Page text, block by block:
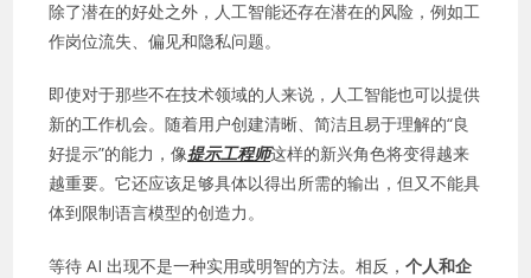
除了潜在的好处之外，人工智能还存在潜在的风险，例如工
作岗位流失、偏见和隐私问题。
即使对于那些不在技术领域的人来说，人工智能也可以提供
新的工作机会。随着用户创建清晰、简洁且易于理解的“良
好提示”的能力，像提示工程师这样的新兴角色将变得越来
越重要。它还应该足够具体以得出所需的输出，但又不能具
体到限制语言模型的创造力。
等待 AI 出现不是一种实用或明智的方法。相反，个人和企